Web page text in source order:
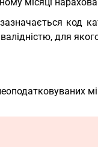
код
для